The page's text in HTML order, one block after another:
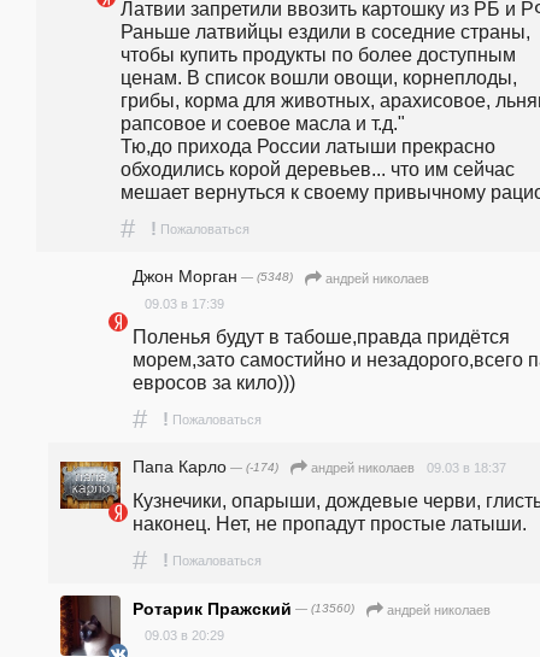
Латвии запретили ввозить картошку из РБ и
Раньше латвийцы ездили в соседние страны,
чтобы купить продукты по более доступным
ценам. В список вошли овощи, корнеплоды,
грибы, корма для животных, арахисовое,
рапсовое и соевое масла и т.д."
Тю,до прихода России латыши прекрасно
обходились корой деревьев... что им сейчас
мешает вернуться к своему привычному
# ! Пожаловаться
Джон Морган — (5348)
андpeй николаев
09.03 в 17:39
Поленья будут в табоше,правда придётся
морем,зато самостийно и незадорого,всего
евросов за кило)))
# ! Пожаловаться
Папа Карло — (-174) андpeй николаев 09.03 в 18:37
Кузнечики, опарыши, дождевые черви,
наконец. Нет, не пропадут простые латыши.
# ! Пожаловаться
Ротарик Пражский — (13560)
андpeй николаев
09.03 в 20:29